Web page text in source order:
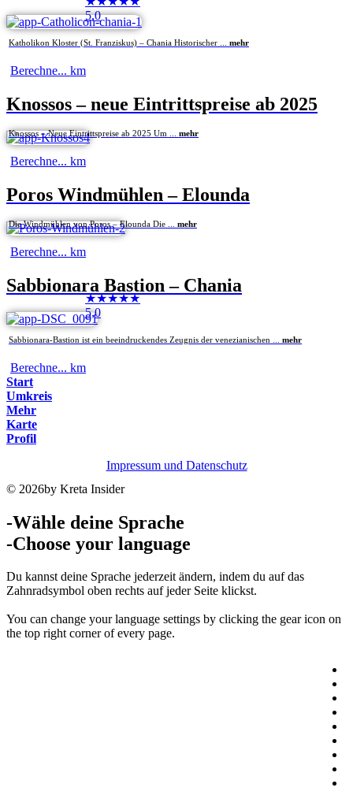
5,0
Katholikon Kloster (St. Franziskus) – Chania Historischer ... mehr
Berechne... km
Knossos – neue Eintrittspreise ab 2025
Knossos – Neue Eintrittspreise ab 2025 Um ... mehr
Berechne... km
Poros Windmühlen – Elounda
Die Windmühlen von Poros – Elounda Die ... mehr
Berechne... km
Sabbionara Bastion – Chania
★★★★★
5,0
Sabbionara-Bastion ist ein beeindruckendes Zeugnis der venezianischen ... mehr
Berechne... km
Start
Umkreis
Mehr
Karte
Profil
Impressum und Datenschutz
© 2026by Kreta Insider
-Wähle deine Sprache
-Choose your language
Du kannst deine Sprache jederzeit ändern, indem du auf das
Zahnradsymbol oben rechts auf jeder Seite klickst.
You can change your language settings by clicking the gear icon on
the top right corner of every page.